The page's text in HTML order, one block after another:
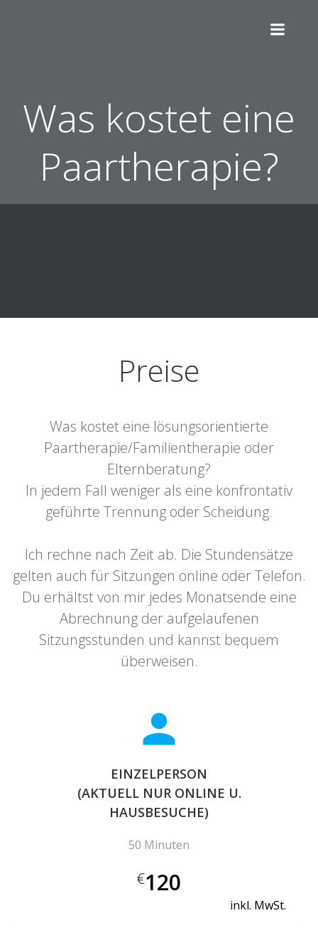
Was kostet eine
Paartherapie?
Preise
Was kostet eine lösungsorientierte
Paartherapie/Familientherapie oder
Elternberatung?
In jedem Fall weniger als eine konfrontativ
geführte Trennung oder Scheidung.
Ich rechne nach Zeit ab. Die Stundensätze
gelten auch für Sitzungen online oder Telefon.
Du erhältst von mir jedes Monatsende eine
Abrechnung der aufgelaufenen
Sitzungsstunden und kannst bequem
überweisen.
EINZELPERSON
(AKTUELL NUR ONLINE U.
HAUSBESUCHE)
50 Minuten
€120
inkl. MwSt.